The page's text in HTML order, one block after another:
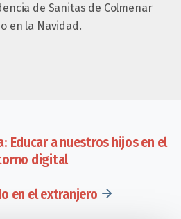
de Sanitas de Colmenar
en la Navidad.
Educar a nuestros hijos en el
digital
en el extranjero